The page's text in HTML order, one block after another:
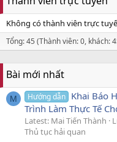
Không có thành viên trực
Tổng: 45 (Thành viên: 0, khách:
Bài mới nhất
M Hướng dẫn Khai Báo
Trình Làm Thực Tế
Latest: Mai Tiến Thành
Thủ tục hải quan